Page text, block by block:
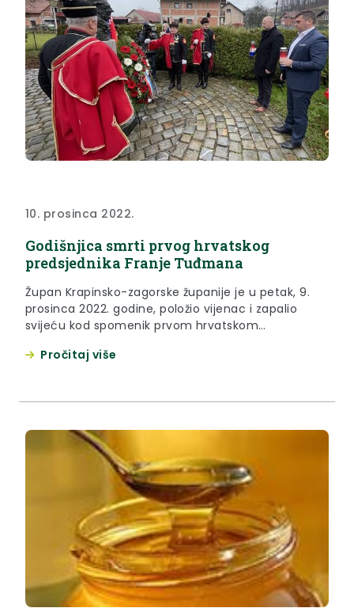
10. prosinca 2022.
Godišnjica smrti prvog hrvatskog
predsjednika Franje Tuđmana
Župan Krapinsko-zagorske županije je u petak, 9.
prosinca 2022. godine, položio vijenac i zapalio
svijeću kod spomenik prvom hrvatskom
kuće u Velikom Trgovišću.
Pročitaj više